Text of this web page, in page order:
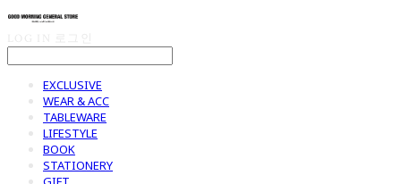
EXCLUSIVE
WEAR & ACC
TABLEWARE
LIFESTYLE
BOOK
STATIONERY